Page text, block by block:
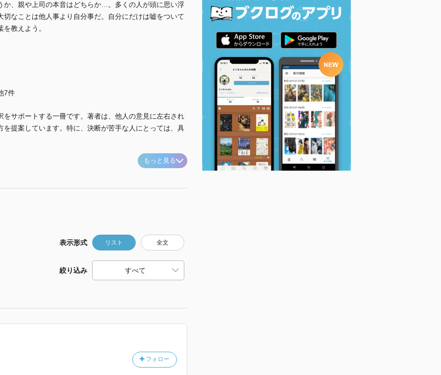
か、親や上司の本音はどちらか…。多くの人が頭に思い浮
なことは他人事より自分事だ。自分にだけは嘘をついて
教えよう。
7件
サポートする一冊です。著者は、他人の意見に左右され
提案しています。特に、決断が苦手な人にとっては、具
もっと見る
表示形式 リスト 全文
絞り込み
フォロー